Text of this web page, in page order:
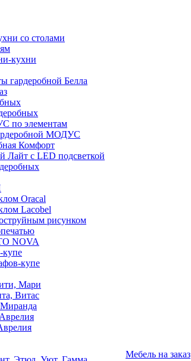
со столами
кухни
гардеробной Белла
по элементам
МОДУС
Комфорт
Лайт с LED подсветкой
Oracal
Lacobel
рисунком
NOVA
купе
Мари
Витас
Мебель на заказ